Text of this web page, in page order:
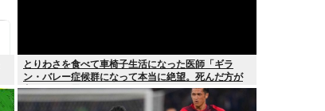
とりわさを食べて車椅子生活になった医師「ギラ
ン・バレー症候群になって本当に絶望。死んだ方が
良かったと思った」